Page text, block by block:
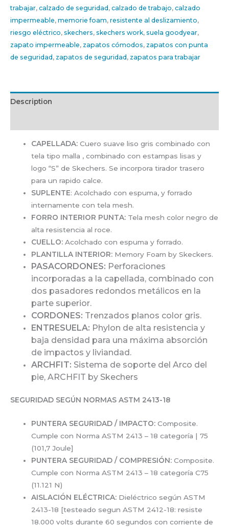
trabajar, calzado de seguridad , calzado de trabajo, calzado
impermeable, memorie foam, resistente al deslizamiento,
riesgo eléctrico, skechers, skechers work, suela goodyear,
zapato impermeable, zapatos cómodos, zapatos con punta
de seguridad , zapatos de seguridad , zapatos para trabajar
Description
CAPELLADA: Cuero suave liso gris combinado con
tela tipo malla , combinado con estampas lisas y
logo “S” de Skechers. Se incorpora tirador trasero
para un rapido calce.
SUPLENTE: Acolchado con espuma, y forrado
internamente con tela mesh.
FORRO INTERIOR PUNTA: Tela mesh color negro de
alta resistencia al roce.
CUELLO: Acolchado con espuma y forrado.
PLANTILLA INTERIOR: Memory Foam by Skeckers.
PASACORDONES: Perforaciones
incorporadas a la capellada, combinado con
dos pasadores redondos metálicos en la
parte superior.
CORDONES: Trenzados planos color gris.
ENTRESUELA: Phylon de alta resistencia y
baja densidad para una máxima absorción
de impactos y liviandad.
ARCHFIT: Sistema de soporte del Arco del
pie, ARCHFIT by Skechers
SEGURIDAD SEGÚN NORMAS ASTM 2413-18
PUNTERA SEGURIDAD / IMPACTO: Composite.
Cumple con Norma ASTM 2413 – 18 categoría | 75
(101,7 Joule]
PUNTERA SEGURIDAD / COMPRESIÓN: Composite.
Cumple con Norma ASTM 2413 – 18 categoría C75
(11.121 N)
AISLACIÓN ELÉCTRICA: Dieléctrico según ASTM
2413-18 [testeado segun ASTM 2412-18: resiste
18.000 volts durante 60 segundos con corriente de